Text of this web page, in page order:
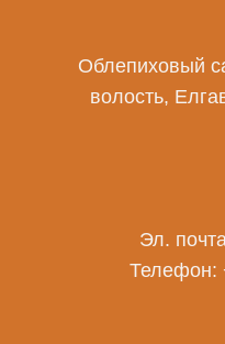
Облепиховый
волость,
Эл.
Телефон: